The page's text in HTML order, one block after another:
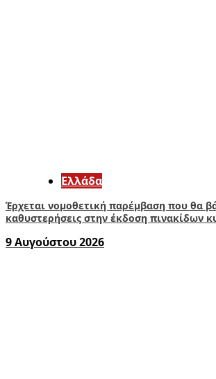
Ελλάδα
Έρχεται νομοθετική παρέμβαση που θα
καθυστερήσεις στην έκδοση πινακίδων
9 Αυγούστου 2026